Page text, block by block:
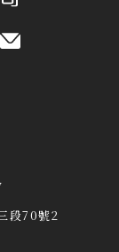
段70號2